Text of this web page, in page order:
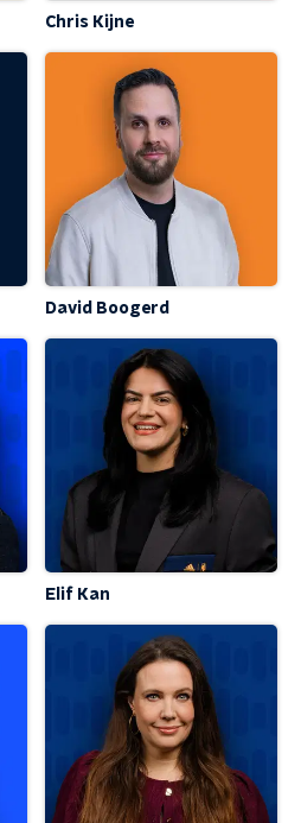
Chris Kijne
David Boogerd
Elif Kan